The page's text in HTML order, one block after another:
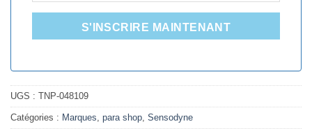
+216
S'INSCRIRE MAINTENANT
UGS : TNP-048109
Catégories : Marques, para shop, Sensodyne